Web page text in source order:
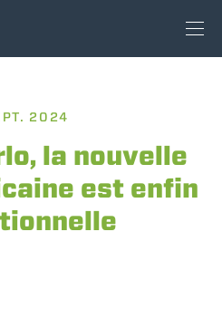
2024
la nouvelle
est enfin